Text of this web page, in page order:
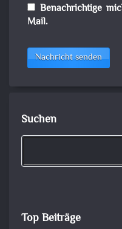
Benachrichtige
Mail.
Nachricht senden
Suchen
Top Beiträge